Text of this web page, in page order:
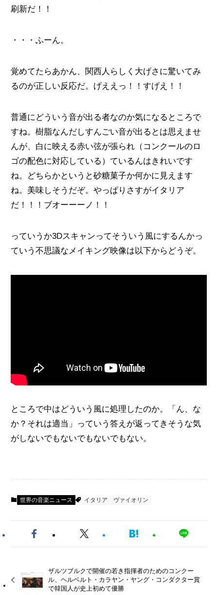
刷新だ！！
・・・ふーん。
覚めてたらあかん、関西人らしく大げさに驚いてみ
るのが正しい反応だ。げええっ！！すげえ！！
普通にどういう音が出る者なのか気になるところで
すね。樹脂なんだしすんごい音が出るとは思えませ
んが、白に映える赤い弦が張られ（コンクールのロ
ゴの配色に対応している）ているんはきれいです
ね。どちらかというと砂糖菓子か何かに見えます
ね。美味しそうだぞ。やっぱりさすがイタリア
だ！！！ブオーーーノ！！
っていうか3Dスキャンってそういう風にするんかっ
ていう不思議なメイキング映像は以下からどうぞ。
ところで中はどういう風に処理したのか。「ん、な
か？それは適当」っていう答えが返ってきそうな気
がしないでもないでもないでもない。
世界の音楽ニュース イタリア ヴァイオリン
ザルツブルクで開催の若き指揮者のためのコンクー
ル、ヘルベルト・カラヤン・ヤング・コンダクター賞
で韓国人が史上初めて優勝